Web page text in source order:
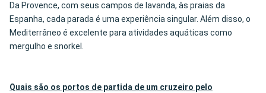
Da Provence, com seus campos de lavanda, às praias da
Espanha, cada parada é uma experiência singular. Além disso, o
Mediterrâneo é excelente para atividades aquáticas como
mergulho e snorkel.
Quais são os portos de partida de um cruzeiro pelo